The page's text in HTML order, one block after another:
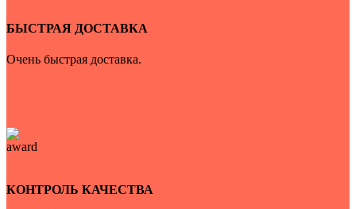
БЫСТРАЯ ДОСТАВКА
Очень быстрая доставка.
КОНТРОЛЬ КАЧЕСТВА